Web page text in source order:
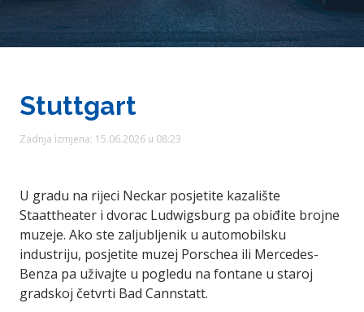
Stuttgart
Zadnja izmjena: 15.06.2026 u 08:23
U gradu na rijeci Neckar posjetite kazalište
Staattheater i dvorac Ludwigsburg pa obiđite brojne
muzeje. Ako ste zaljubljenik u automobilsku
industriju, posjetite muzej Porschea ili Mercedes-
Benza pa uživajte u pogledu na fontane u staroj
gradskoj četvrti Bad Cannstatt.